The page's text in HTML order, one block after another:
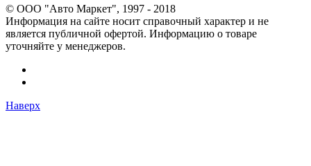
© OOO "Авто Маркет", 1997 - 2018
Информация на сайте носит справочный характер и не
является публичной офертой. Информацию о товаре
уточняйте у менеджеров.
Наверх